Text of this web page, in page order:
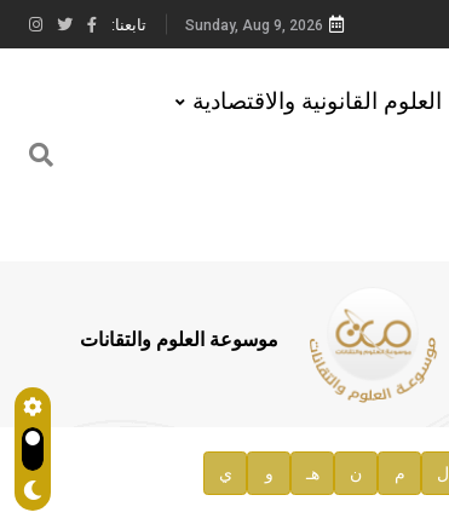
Sunday, Aug 9, 2026 تابعنا:
العلوم القانونية والاقتصادية
موسوعة العلوم والتقانات
ل م ن هـ و ي